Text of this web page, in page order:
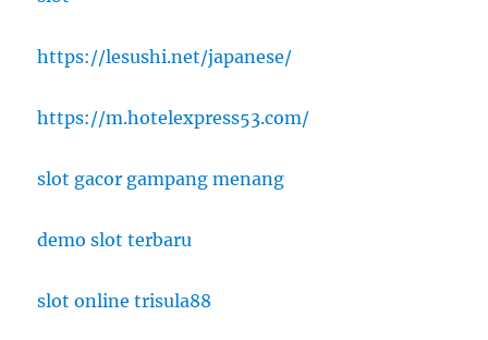
https://lesushi.net/japanese/
https://m.hotelexpress53.com/
slot gacor gampang menang
demo slot terbaru
slot online trisula88